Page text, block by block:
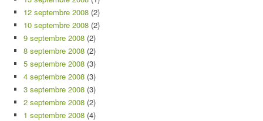
12 septembre 2008 (2)
10 septembre 2008 (2)
9 septembre 2008 (2)
8 septembre 2008 (2)
5 septembre 2008 (3)
4 septembre 2008 (3)
3 septembre 2008 (3)
2 septembre 2008 (2)
1 septembre 2008 (4)